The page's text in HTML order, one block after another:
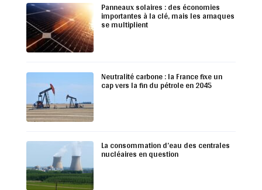
Panneaux solaires : des économies
importantes à la clé, mais les arnaques
se multiplient
Neutralité carbone : la France fixe un
cap vers la fin du pétrole en 2045
La consommation d’eau des centrales
nucléaires en question